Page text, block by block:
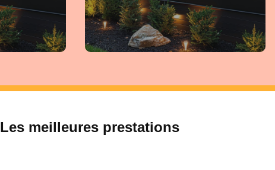
Les meilleures prestations